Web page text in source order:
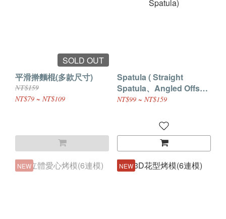
SOLD OUT
平滑擀麵棍(多款尺寸)
NT$159
NT$79 ~ NT$109
Spatula ( Straight
Spatula、Angled Offset
Spatula)
NT$99 ~ NT$159
NEW NEW